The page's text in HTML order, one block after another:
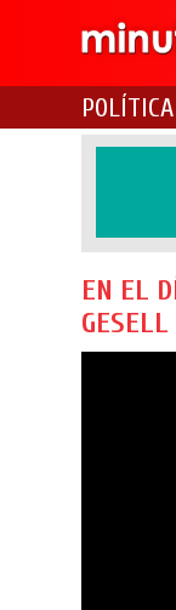
POLÍTICA
EN EL
GESELL